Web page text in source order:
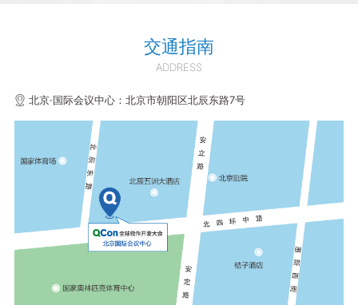
交通指南
ADDRESS
北京·国际会议中心：北京市朝阳区北辰东路7号